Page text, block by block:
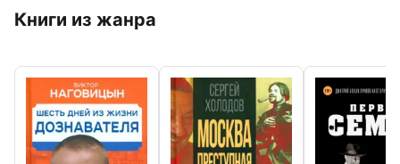
Книги из жанра